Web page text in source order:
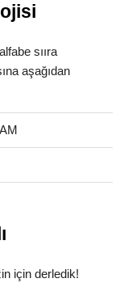
sııra
aşağıdan
için derledik!